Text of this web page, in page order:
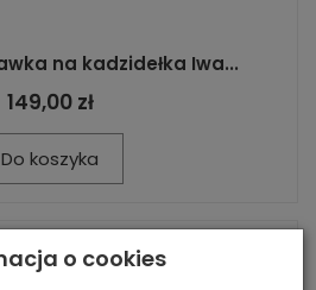
na kadzidełka Iwa...
149,00 zł
Do koszyka
o cookies